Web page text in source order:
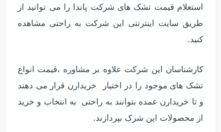
استعلام قیمت تشک های شرکت پاندا را می توانید از
طریق سایت اینترنتی این شرکت به راحتی مشاهده
کنید.
کارشناسان این شرکت علاوه بر مشاوره ،قیمت انواع
تشک های موجود را در اختیار خریدارن قرار می دهند
و تا خریدارن عمده بتوانند به راحتی به انتخاب و خرید
از محصولات این شرک بپردازند.